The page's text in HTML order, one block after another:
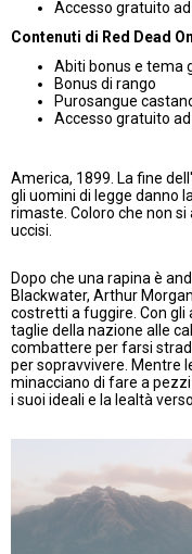
Accesso gratuito
Contenuti di Red Dead
Abiti bonus e tema
Bonus di rango
Purosangue
Accesso gratuito
America, 1899. La fine
gli uomini di legge danno
rimaste. Coloro che non
uccisi.
Dopo che una rapina è
Blackwater, Arthur
costretti a fuggire. Con gli
taglie della nazione alle
combattere per farsi
per sopravvivere. Mentre
minacciano di fare a
i suoi ideali e la lealtà